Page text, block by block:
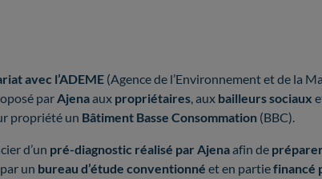
avec l’ADEME (Agence de l’Environnement et de la
par Ajenaaux propriétaires , aux bailleurs sociaux
propriété un Bâtiment Basse Consommation (BBC).
d’un pré-diagnostic réalisé par Ajenaafin de préparer
un bureau d’étude conventionné et en partiefinancé